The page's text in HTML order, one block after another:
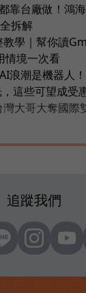
靠台廠做！鴻
拆解
學｜幫你讀
情境一次看
浪潮是機器人
這些可望成受
大哥大奪國際
追蹤我們